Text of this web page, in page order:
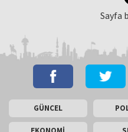
Sayfa
GÜNCEL